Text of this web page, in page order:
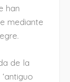
han
mediante
de la